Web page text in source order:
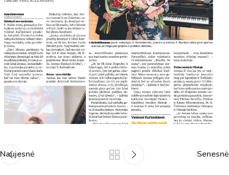
Naujesnė Senesnė
informaciją. Jei visgi man pritrūks išmanumo - pateiksiu
Jums reikiamus kontaktus, kur galėsite pasiklausti
atsakingo specialisto.
Taigi... kuo galėčiau Jums padėti?